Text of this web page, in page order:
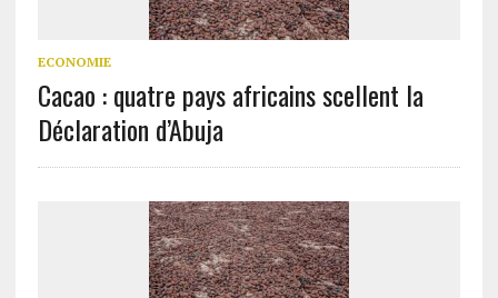
ECONOMIE
Cacao : quatre pays africains scellent la
Déclaration d’Abuja